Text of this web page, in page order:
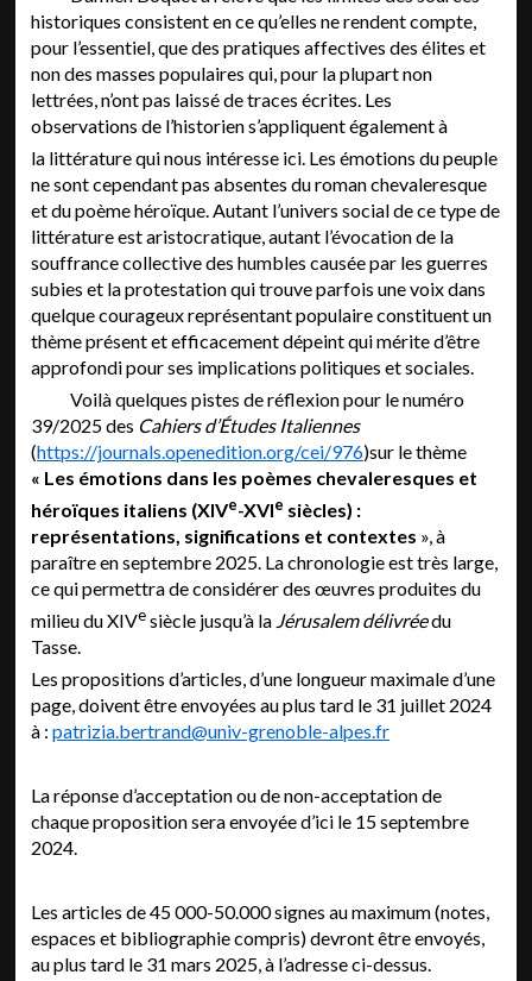
historiques consistent en ce qu’elles ne rendent compte,
pour l’essentiel, que des pratiques affectives des élites et
non des masses populaires qui, pour la plupart non
lettrées, n’ont pas laisséde traces écrites. Les
observations de l’historien s’appliquent également à
la littérature qui nous intéresse ici. Les émotions du peuple
ne sont cependant pas absentes du roman chevaleresque
et du poème héroïque. Autant l’univers social de ce type de
littérature est aristocratique, autant l’évocation de la
souffrance collective des humbles causée par les guerres
subies et la protestation qui trouve parfois une voix dans
quelque courageux représentant populaire constituent un
thème présent et efficacement dépeint qui mérite d’être
approfondi pour ses implications politiques et sociales.
Voilà quelques pistes de réflexion pour le numéro
39/2025 des Cahiers d’Études Italiennes
(https://journals.openedition.org/cei/976)sur le thème
« Les émotions dans les poèmes chevaleresques et
héroïques italiens (XIVe-XVIe siècles) :
représentations, significations et contextes », à
paraître en septembre 2025. La chronologie est très large,
ce qui permettra de considérer des œuvres produites du
milieu du XIVesiècle jusqu’à la Jérusalem délivréedu
Tasse.
Les propositions d’articles, d’une longueur maximale d’une
page, doivent être envoyées au plus tard le 31 juillet 2024
à :patrizia.bertrand@univ-grenoble-alpes.fr
La réponse d’acceptation ou de non-acceptation de
chaque proposition sera envoyée d’ici le 15 septembre
2024.
Les articles de 45 000-50.000 signes au maximum (notes,
espaces et bibliographie compris) devront être envoyés,
au plus tard le 31 mars 2025, à l’adresse ci-dessus.